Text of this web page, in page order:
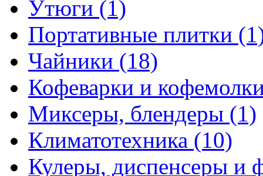
Утюги (1)
Портативные плитки
Чайники (18)
Кофеварки и
Миксеры, блендеры (1)
Климатотехника (10)
Кулеры, диспенсеры и